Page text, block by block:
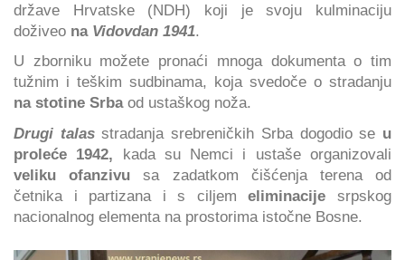
države Hrvatske (NDH) koji je svoju kulminaciju
doživeo na Vidovdan 1941.
U zborniku možete pronaći mnoga dokumenta o tim
tužnim i teškim sudbinama, koja svedoče o stradanju
na stotine Srbaod ustaškog noža.
Drugi talasstradanja srebreničkih Srba dogodio se u
proleće 1942, kada su Nemci i ustaše organizovali
veliku ofanzivu sa zadatkom čišćenja terena od
četnika i partizana i s ciljemeliminacije srpskog
nacionalnog elementa na prostorima istočne Bosne.